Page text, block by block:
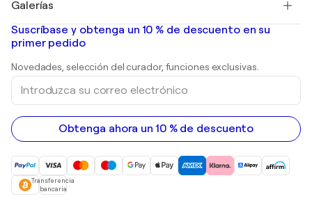
Banksy
Mr. Brainwash
Shepard Fairey
Pinturas abstractas en venta
pinturas de paisajes
Huellas dactilares
pinturas acrílicas
Galerías
Galerías de arte en España
Suscríbase y obtenga un 10 % de descuento en su
primer pedido
Novedades, selección del curador, funciones exclusivas.
Introduzca
correo
electrónico
Obtenga ahora un 10 % de descuento
Transferencia
bancaria